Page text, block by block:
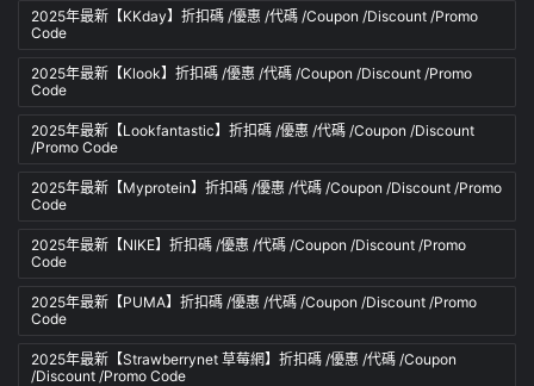
2025年最新【KKday】折扣碼 /優惠 /代碼 /Coupon /Discount /Promo
Code
2025年最新【Klook】折扣碼 /優惠 /代碼 /Coupon /Discount /Promo
Code
2025年最新【Lookfantastic】折扣碼 /優惠 /代碼 /Coupon /Discount
/Promo Code
2025年最新【Myprotein】折扣碼 /優惠 /代碼 /Coupon /Discount /Promo
Code
2025年最新【NIKE】折扣碼 /優惠 /代碼 /Coupon /Discount /Promo
Code
2025年最新【PUMA】折扣碼 /優惠 /代碼 /Coupon /Discount /Promo
Code
2025年最新【Strawberrynet 草莓網】折扣碼 /優惠 /代碼 /Coupon
/Discount /Promo Code